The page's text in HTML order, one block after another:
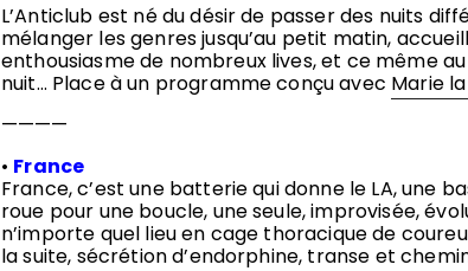
L’Anticlub est né du désir de passer des nuits
mélanger les genres jusqu’au petit matin,
enthousiasme de nombreux lives, et ce même
nuit… Place à un programme conçu avec Marie
————
• France
France, c’est une batterie qui donne le LA, une
roue pour une boucle, une seule, improvisée,
n’importe quel lieu en cage thoracique de
la suite, sécrétion d’endorphine, transe et